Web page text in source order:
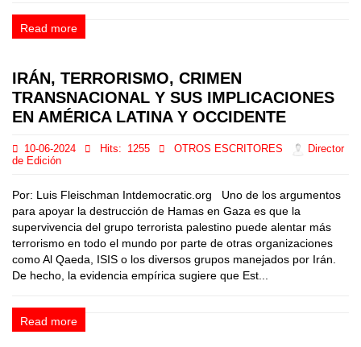
Read more
IRÁN, TERRORISMO, CRIMEN
TRANSNACIONAL Y SUS IMPLICACIONES
EN AMÉRICA LATINA Y OCCIDENTE
10-06-2024 Hits: 1255 OTROS ESCRITORES
Director
de Edición
Por: Luis Fleischman Intdemocratic.org Uno de los argumentos
para apoyar la destrucción de Hamas en Gaza es que la
supervivencia del grupo terrorista palestino puede alentar más
terrorismo en todo el mundo por parte de otras organizaciones
como Al Qaeda, ISIS o los diversos grupos manejados por Irán.
De hecho, la evidencia empírica sugiere que Est...
Read more